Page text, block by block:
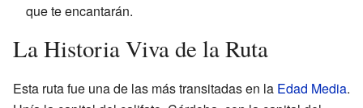
que te encantarán.
La Historia Viva de la Ruta
Esta ruta fue una de las más transitadas en la Edad Media.